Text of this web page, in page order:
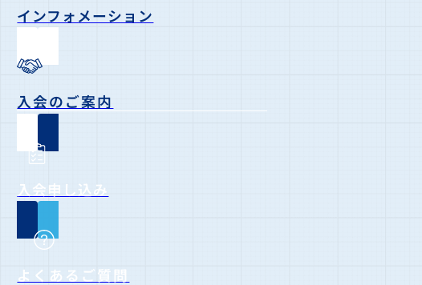
インフォメーション
入会のご案内
入会申し込み
よくあるご質問